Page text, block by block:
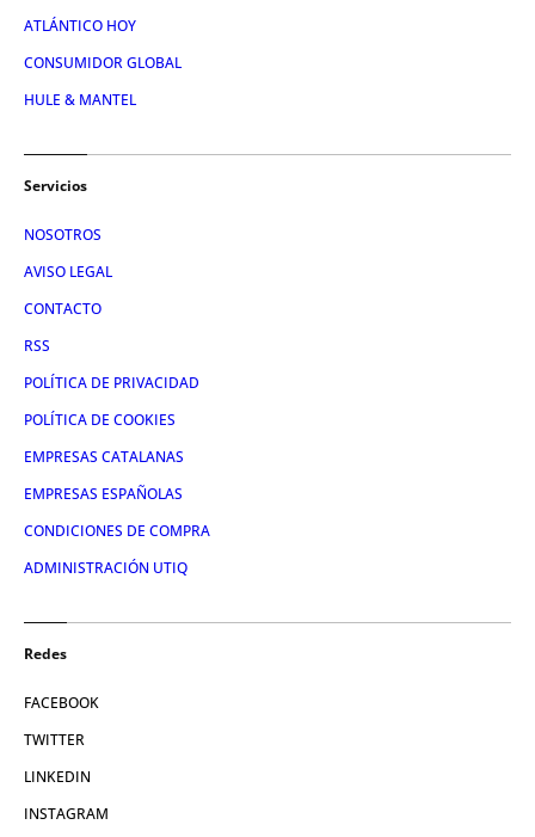
ATLÁNTICO HOY
CONSUMIDOR GLOBAL
HULE & MANTEL
Servicios
NOSOTROS
AVISO LEGAL
CONTACTO
RSS
POLÍTICA DE PRIVACIDAD
POLÍTICA DE COOKIES
EMPRESAS CATALANAS
EMPRESAS ESPAÑOLAS
CONDICIONES DE COMPRA
ADMINISTRACIÓN UTIQ
Redes
FACEBOOK
TWITTER
LINKEDIN
INSTAGRAM